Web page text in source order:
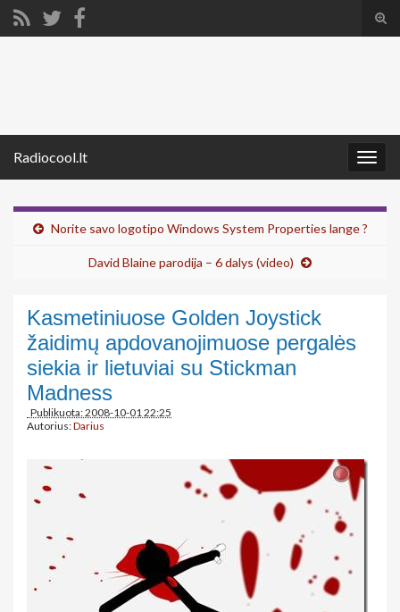
Radiocool.lt
Norite savo logotipo Windows System Properties lange ?
David Blaine parodija – 6 dalys (video)
Kasmetiniuose Golden Joystick
žaidimų apdovanojimuose pergalės
siekia ir lietuviai su Stickman
Madness
Publikuota: 2008-10-01 22:25
Autorius:Darius